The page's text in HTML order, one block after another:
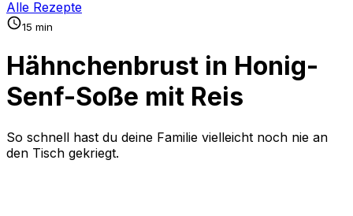
Alle Rezepte
15 min
Hähnchenbrust in Honig-
Senf-Soße mit Reis
So schnell hast du deine Familie vielleicht noch nie an
den Tisch gekriegt.